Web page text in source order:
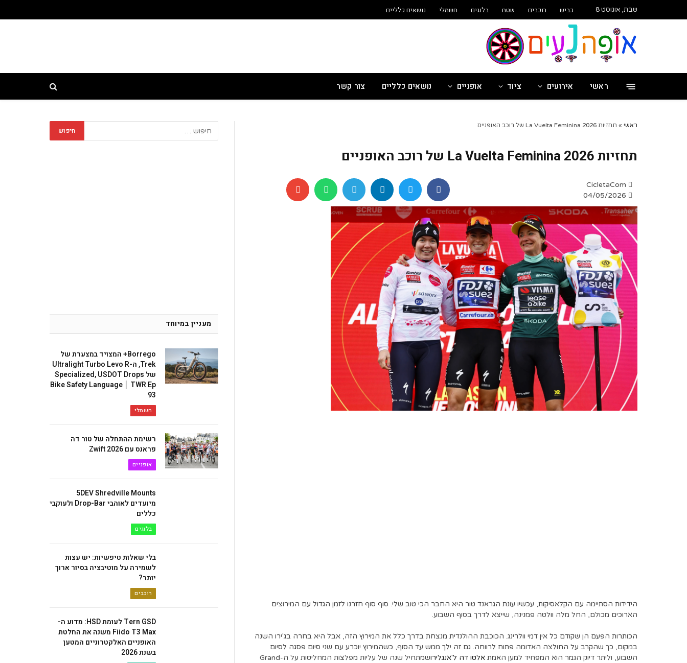
לִנְגִישׁוּת
שבת, אוגוסט 8 כביש רוכבים שטח בלוגים חשמלי נושאים כלליים
ראשי אירועים ציוד אופניים נושאים כלליים צור קשר
ראשי » תחזיות La Vuelta Feminina 2026 של רוכב האופניים
תחזיות La Vuelta Feminina 2026 של רוכב האופניים
CicletaCom
04/05/2026
הידידות הסתיימה עם הקלאסיקות, עכשיו עונת הגראנד טור היא החבר הכי טוב שלי. סוף סוף חזרנו לזמן הגדול עם המירוצים
הארוכים מכולם, החל מלה וולטה פמנינה, שייצא לדרך בסוף השבוע.
הכותרות הפעם הן שקודם כל אין דמי וולרינג. הכוכבת ההולנדית מנצחת בדרך כלל את המירוץ הזה, אבל היא בחרה בג'ירו השנה
במקום, כך שהקרב על החולצה האדומה פתוח לרווחה. גם זה ילך ממש עד הסוף, כשהמירוץ יוכרע עם שני סיום פסגה לסיום
השבוע, וליתר דיוק הגמר הוא המפחיד למען האמת אלטו דה ל'אנגלירו
שמתחיל שנה של עליות מפלצות המחליטות על ה-Grand
מעניין במיוחד
Borrego+ המצויד במצערת של
Trek, ה-Ultralight Turbo Levo R
של Specialized, USDOT Drops
Bike Safety Language │ TWR Ep
93
חשמלי
רשימת ההתחלה של טור דה
פראנס עם Zwift 2026
אופניים
5DEV Shredville Mounts
מיועדים לאוהבי Drop-Bar ולעוקבי
כללים
בלוגים
בלי שאלות טיפשיות: יש עצות
לשמירה על מוטיבציה בסיור ארוך
יותר?
רוכבים
Tern GSD לעומת HSD: מדוע ה-
Fiido T3 Max משנה את החלטת
האופניים האלקטרוניים המטען
בשנת 2026